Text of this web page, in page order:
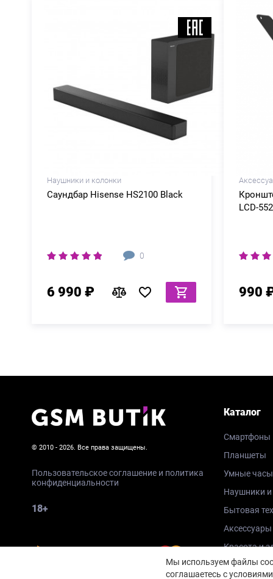
Наушники и колонки
Саундбар Hisense HS2100 Black
0
6 990 ₽
LCD-
990
© 2010 - 2026. Все права защищены.
Пользовательское соглашение и политика
конфиденциальности
18+
Каталог
Смартфоны
Планшеты
Умные
Наушники
Бытовая
Аксессуары
Красота и
Мы используем файлы
соглашаетесь с